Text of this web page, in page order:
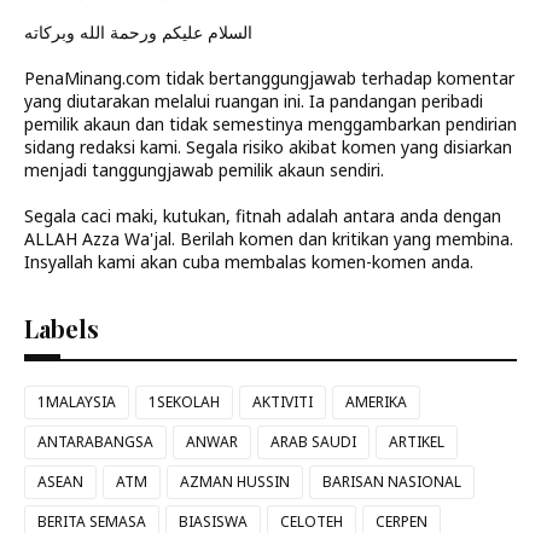
السلام عليكم ورحمة الله وبركاته
PenaMinang.com tidak bertanggungjawab terhadap komentar
yang diutarakan melalui ruangan ini. Ia pandangan peribadi
pemilik akaun dan tidak semestinya menggambarkan pendirian
sidang redaksi kami. Segala risiko akibat komen yang disiarkan
menjadi tanggungjawab pemilik akaun sendiri.
Segala caci maki, kutukan, fitnah adalah antara anda dengan
ALLAH Azza Wa'jal. Berilah komen dan kritikan yang membina.
Insyallah kami akan cuba membalas komen-komen anda.
Labels
1MALAYSIA 1SEKOLAH AKTIVITI
AMERIKA
ANTARABANGSA
ANWAR ARAB SAUDI
ARTIKEL
ASEAN
ATM AZMAN HUSSIN
BARISAN NASIONAL
BERITA SEMASA
BIASISWA CELOTEH
CERPEN